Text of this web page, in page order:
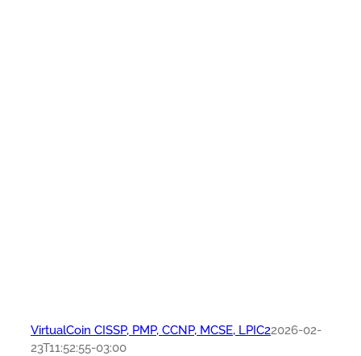
VirtualCoin CISSP, PMP, CCNP, MCSE, LPIC22026-02-
23T11:52:55-03:00